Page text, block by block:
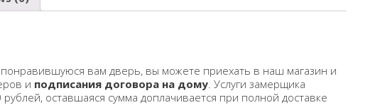
вам дверь, вы можете приехать в наш магазин и
и подписания договора на дому . Услуги замерщика
оставшаяся сумма доплачивается при полной доставке